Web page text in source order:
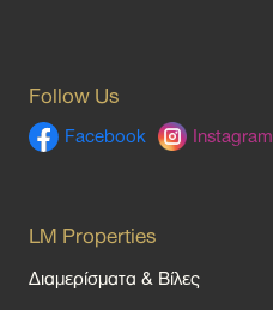
Follow Us
Facebook Instagram
LM Properties
Διαμερίσματα & Βίλες